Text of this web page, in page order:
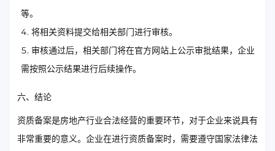
等。
将相关资料提交给相关部门进行审核。
审核通过后，相关部门将在官方网站上公示审批结果，企业
需按照公示结果进行后续操作。
六、结论
资质备案是房地产行业合法经营的重要环节，对于企业来说具有
非常重要的意义。企业在进行资质备案时，需要遵守国家法律法